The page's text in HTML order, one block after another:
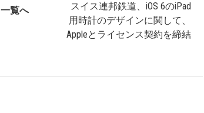
一覧へ
スイス連邦鉄道、iOS 6のiPad
用時計のデザインに関して、
Appleとライセンス契約を締結